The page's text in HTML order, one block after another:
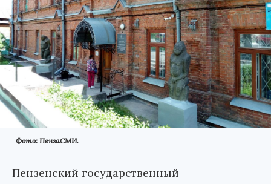
Фото: ПензаСМИ.
Пензенский государственный